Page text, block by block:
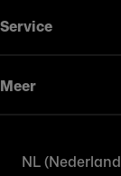
Service
Meer
NL